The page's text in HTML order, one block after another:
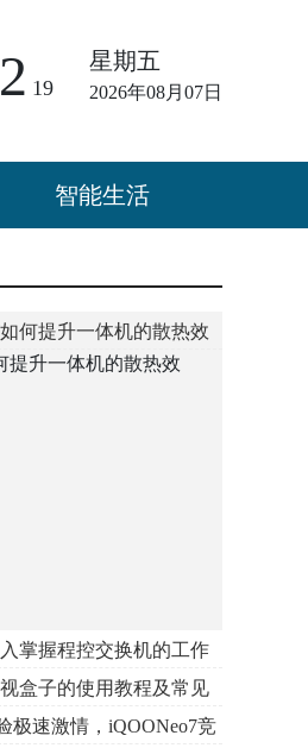
星期五
2026年08月07日
19
智能生活
何提升一体机的散热效
掌握程控交换机的工作
盒子的使用教程及常见
极速激情，iQOONeo7竞